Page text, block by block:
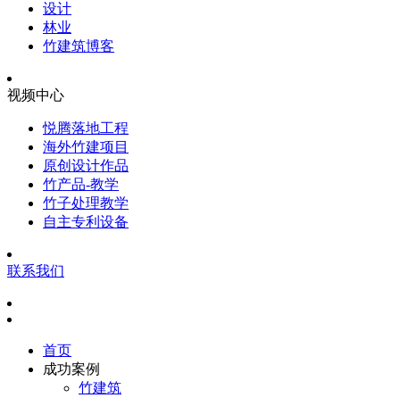
设计
林业
竹建筑博客
视频中心
悦腾落地工程
海外竹建项目
原创设计作品
竹产品-教学
竹子处理教学
自主专利设备
联系我们
首页
成功案例
竹建筑